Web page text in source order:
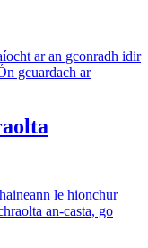
ar an gconradh idir
gcuardach ar
le hionchur
an-casta, go